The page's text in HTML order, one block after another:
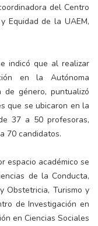
del Centro
Equidad de la UAEM,
indicó que al realizar
en la Autónoma
género, puntualizó
que se ubicaron en la
37 a 50 profesoras,
70 candidatos.
espacio académico se
de la Conducta,
Obstetricia, Turismo y
de Investigación en
en Ciencias Sociales